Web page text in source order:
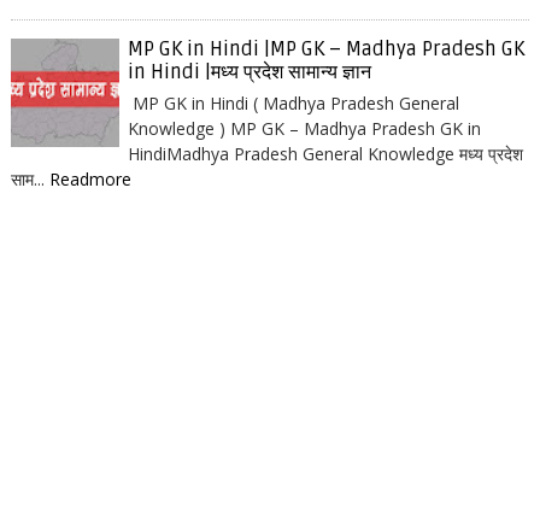
MP GK in Hindi |MP GK – Madhya Pradesh GK
in Hindi |मध्य प्रदेश सामान्य ज्ञान
MP GK in Hindi ( Madhya Pradesh General
Knowledge ) MP GK – Madhya Pradesh GK in
HindiMadhya Pradesh General Knowledge मध्य प्रदेश
साम... Readmore